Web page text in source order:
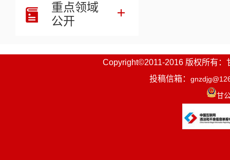
重点领域
公开
Copyright©2011-2016 版权所有：
投稿信箱：
甘